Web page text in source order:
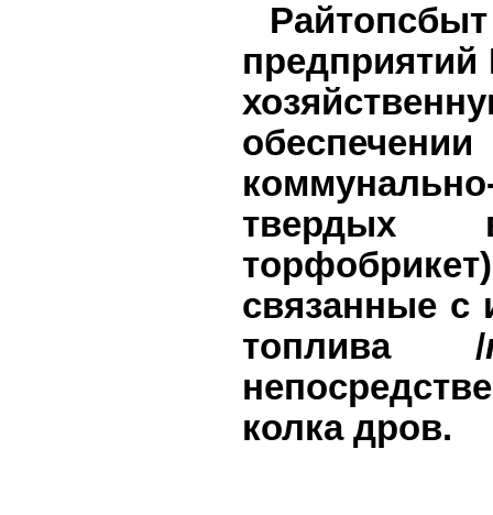
твердых
связанные с
топлива /
колка дров.